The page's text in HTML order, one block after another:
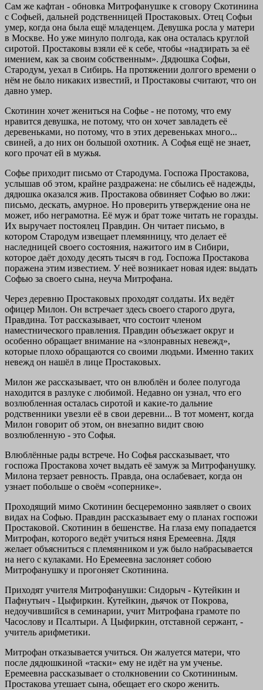
Сам же кафтан - обновка Митрофанушке к сговору Скотинина
с Софьей, дальней родственницей Простаковых. Отец Софьи
умер, когда она была ещё младенцем. Девушка росла у матери
в Москве. Но уже минуло полгода, как она осталась круглой
сиротой. Простаковы взяли её к себе, чтобы «надзирать за её
имением, как за своим собственным». Дядюшка Софьи,
Стародум, уехал в Сибирь. На протяжении долгого времени о
нём не было никаких известий, и Простаковы считают, что он
давно умер.
Скотинин хочет жениться на Софье - не потому, что ему
нравится девушка, не потому, что он хочет завладеть её
деревеньками, но потому, что в этих деревеньках много...
свиней, а до них он большой охотник. А Софья ещё не знает,
кого прочат ей в мужья.
Софье приходит письмо от Стародума. Госпожа Простакова,
услышав об этом, крайне раздражена: не сбылись её надежды,
дядюшка оказался жив. Простакова обвиняет Софью во лжи:
письмо, дескать, амурное. Но проверить утверждение она не
может, ибо неграмотна. Её муж и брат тоже читать не горазды.
Их выручает постоялец Правдин. Он читает письмо, в
котором Стародум извещает племянницу, что делает её
наследницей своего состояния, нажитого им в Сибири,
которое даёт доходу десять тысяч в год. Госпожа Простакова
поражена этим известием. У неё возникает новая идея: выдать
Софью за своего сына, неуча Митрофана.
Через деревню Простаковых проходят солдаты. Их ведёт
офицер Милон. Он встречает здесь своего старого друга,
Правдина. Тот рассказывает, что состоит членом
наместнического правления. Правдин объезжает округ и
особенно обращает внимание на «злонравных невежд»,
которые плохо обращаются со своими людьми. Именно таких
невежд он нашёл в лице Простаковых.
Милон же рассказывает, что он влюблён и более полугода
находится в разлуке с любимой. Недавно он узнал, что его
возлюбленная осталась сиротой и какие-то дальние
родственники увезли её в свои деревни... В тот момент, когда
Милон говорит об этом, он внезапно видит свою
возлюбленную - это Софья.
Влюблённые рады встрече. Но Софья рассказывает, что
госпожа Простакова хочет выдать её замуж за Митрофанушку.
Милона терзает ревность. Правда, она ослабевает, когда он
узнает побольше о своём «сопернике».
Проходящий мимо Скотинин бесцеремонно заявляет о своих
видах на Софью. Правдин рассказывает ему о планах госпожи
Простаковой. Скотинин в бешенстве. На глаза ему попадается
Митрофан, которого ведёт учиться няня Еремеевна. Дядя
желает объясниться с племянником и уж было набрасывается
на него с кулаками. Но Еремеевна заслоняет собою
Митрофанушку и прогоняет Скотинина.
Приходят учителя Митрофанушки: Сидорыч - Кутейкин и
Пафнутьич - Цыфиркин. Кутейкин, дьячок от Покрова,
недоучившийся в семинарии, учит Митрофана грамоте по
Часослову и Псалтыри. А Цыфиркин, отставной сержант, -
учитель арифметики.
Митрофан отказывается учиться. Он жалуется матери, что
после дядюшкиной «таски» ему не идёт на ум ученье.
Еремеевна рассказывает о столкновении со Скотининым.
Простакова утешает сына, обещает его скоро женить.